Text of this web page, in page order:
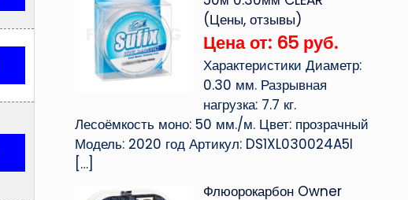
(Цены, отзывы)
Цена от: 65 руб.
Характеристики Диаметр:
0.30 мм. Разрывная
нагрузка: 7.7 кг.
Лесоёмкость моно: 50 мм./м. Цвет: прозрачный
Модель: 2020 год Артикул: DS1XL030024A5I
[…]
Флюорокарбон Owner